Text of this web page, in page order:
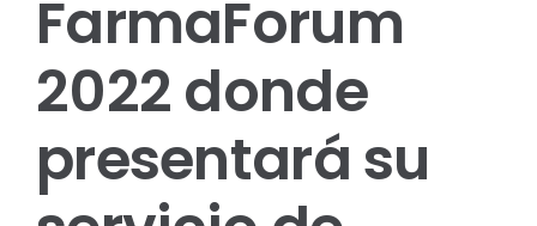
FarmaForum
2022 donde
presentará su